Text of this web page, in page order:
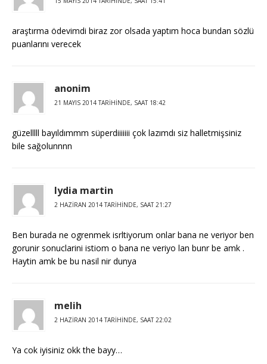
araştırma ödevimdi biraz zor olsada yaptım hoca bundan sözlü
puanlarını verecek
anonim
21 MAYIS 2014 TARIHINDE, SAAT 18:42
güzelllll bayıldımmm süperdiiiiiii çok lazımdı siz halletmişsiniz
bile sağolunnnn
lydia martin
2 HAZIRAN 2014 TARIHINDE, SAAT 21:27
Ben burada ne ogrenmek isrltiyorum onlar bana ne veriyor ben
gorunir sonuclarini istiom o bana ne veriyo lan bunr be amk .
Haytin amk be bu nasil nir dunya
melih
2 HAZIRAN 2014 TARIHINDE, SAAT 22:02
Ya cok iyisiniz okk the bayy…